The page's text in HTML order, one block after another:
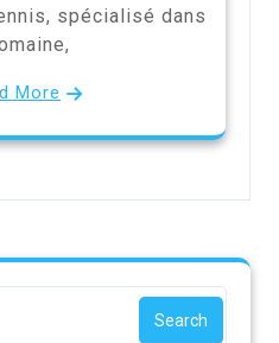
spécialisé dans
More
Search